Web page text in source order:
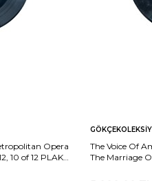
Opera
10 of 12 PLAK
The Voice Of
The Marriage